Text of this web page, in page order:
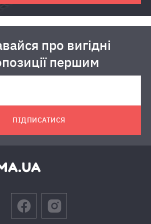
про вигідні
першим
ПІДПИСАТИСЯ